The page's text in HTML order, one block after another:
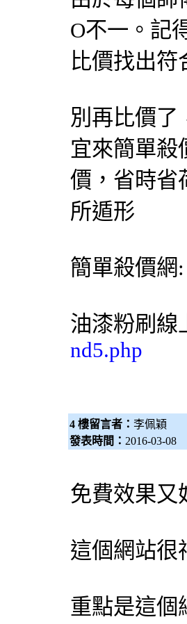
O不一。記
比價找出符
別再比價了
宜來簡單殺
價 ，省時
所遁形
簡單殺價網:
油漆粉刷 線
nd5.php
4 樓留言者： 李佩穎
發表時間： 2016-03-08
免費效果
這個網站很
重點是這個